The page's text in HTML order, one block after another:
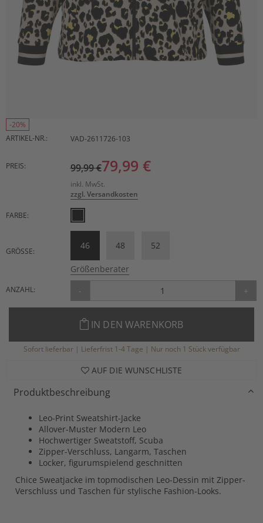
-20%
ARTIKEL-NR.:
VAD-2611726-103
PREIS: 99,99 €79,99 €
inkl. MwSt.
zzgl. Versandkosten
FARBE:
GRÖSSE:
46 48 52
Größenberater
ANZAHL: - +
IN DEN WARENKORB
Sofort lieferbar | Lieferfrist 1-4 Tage | Nur noch 1 Stück verfügbar
AUF DIE WUNSCHLISTE
Produktbeschreibung
Leo-Print Sweatshirt-Jacke
Allover-Muster Modern Leo
Hochwertiger Sweatstoff, Scuba
Zipper-Verschluss, Langarm, Taschen
Locker, figurumspielend geschnitten
Chice Sweatjacke im topmodischen Leo-Dessin mit Zipper-
Verschluss und Taschen für stylische Fashion-Looks.